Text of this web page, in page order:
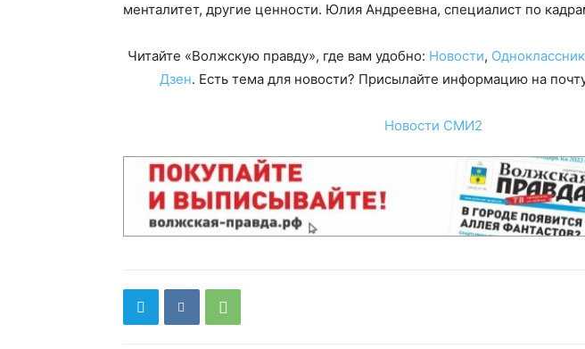
менталитет, другие ценности. Юлия Андреевна, специалист по
Читайте «Волжскую правду», где вам удобно: Новости,
Дзен. Есть тема для новости? Присылайте информацию на
Новости СМИ2